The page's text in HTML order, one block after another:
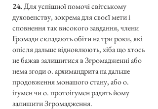
24.Для успішної помочі світському
духовенству, зокрема для своєї мети і
сповнення так високого завдання, члени
Громади складають обіти на три роки, які
опісля дальше відновлюють, хіба що хтось
не бажав залишитися в Згромадженні або
нема згоди о. архимандрита на дальше
продовження монашого стану, або о.
ігумен чи о. протоігумен радять йому
залишити Згромадження.